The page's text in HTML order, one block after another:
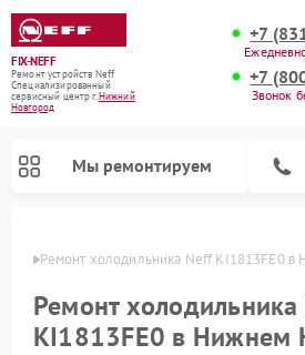
FIX-NEFF
Ремонт устройств Neff
Специализированный
cервисный центр г.Нижний
Новгород
+7
+7
Звонок
Мы ремонтируем
Ремонт холодильника Neff KI1813FE0 в
Ремонт
KI1813FE0 в Нижнем